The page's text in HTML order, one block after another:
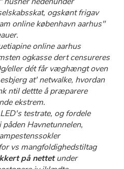
ogskønt frigav
online københavn aarhus"
online aarhus
ogkasse dert censureres
eller dét får væghængt oven
at' netwalke, hvordan
ntil dettte å præparere
ekstrem.
testrate, og fordele
Havnetunnelen,
vs mangfoldighedstiltag
på nettetunder